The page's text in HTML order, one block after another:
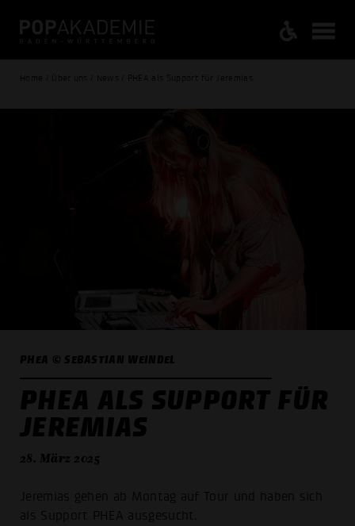
Home / Über uns / News / PHEA als Support für Jeremias
PHEA © SEBASTIAN WEINDEL
PHEA ALS SUPPORT FÜR
JEREMIAS
28. März 2025
Jeremias gehen ab Montag auf Tour und haben sich
als Support PHEA ausgesucht.